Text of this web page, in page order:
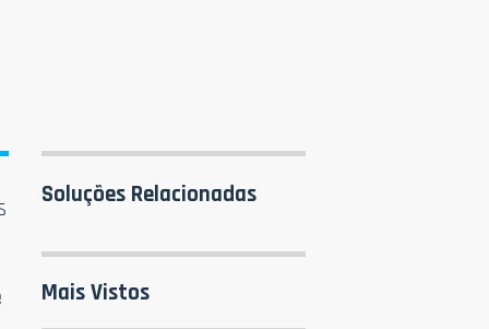
Soluções Relacionadas
Mais Vistos